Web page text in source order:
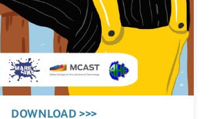
DOWNLOAD >>>